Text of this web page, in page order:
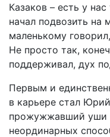
Казаков – есть у
начал подвозить
маленькому
Не просто так,
поддерживал, дух
Первым и
в карьере стал
прожужжавший уши
неординарных